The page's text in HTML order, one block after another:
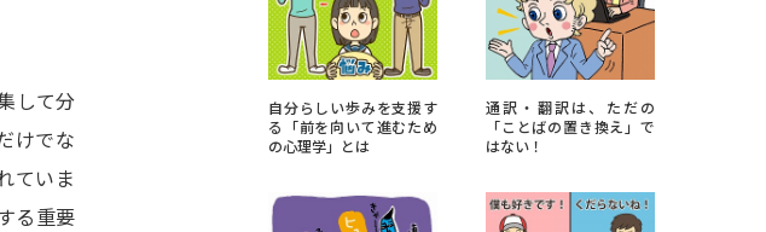
学問検索
い学問発見
「夢ナビ講義」 学問分野解説 学問の教科書 夢ナビライブ
して分
けでな
ていま
る重要
自分らしい歩みを支援す
る「前を向いて進むため
の心理学」とは
通訳・翻訳は、ただの
「ことばの置き換え」で
はない！